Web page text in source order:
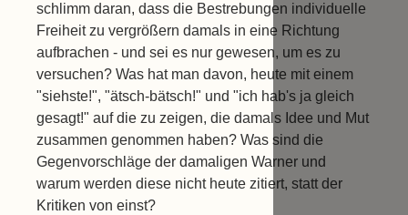
schlimm daran, dass die Bestrebungen individuelle
Freiheit zu vergrößern damals in eine Richtung
aufbrachen - und sei es nur gewesen, um es zu
versuchen? Was hat man davon, heute mit einem
"siehste!", "ätsch-bätsch!" und "ich hab's ja gleich
gesagt!" auf die zu zeigen, die damals Idee und Mut
zusammen genommen haben? Was sind die
Gegenvorschläge der damaligen Warner und
warum werden diese nicht heute zitiert, statt der
Kritiken von einst?